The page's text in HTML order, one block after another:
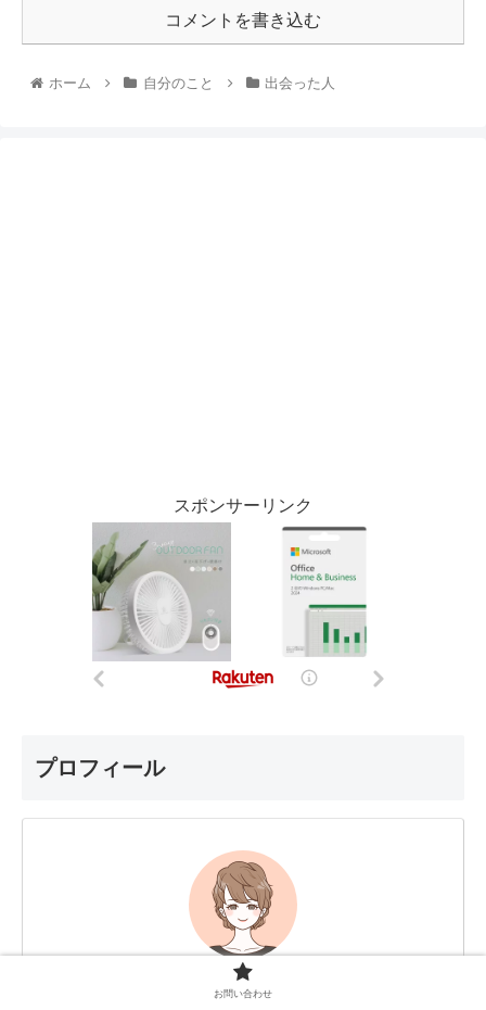
コメントを書き込む
ホーム 自分のこと 出会った人
スポンサーリンク
プロフィール
makko
お問い合わせ